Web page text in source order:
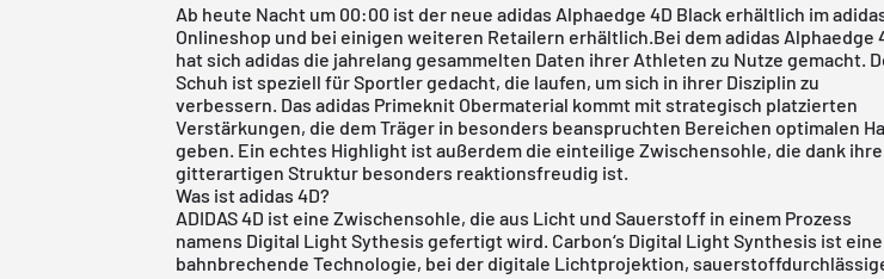
Ab heute Nacht um 00:00 ist der neueadidas Alphaedge 4D Black erhältlich im
Onlineshop und bei einigen weiteren Retailern erhältlich.Bei dem adidas Alphaedge
hat sich adidas die jahrelang gesammelten Daten ihrer Athleten zu Nutze gemacht.
Schuh ist speziell für Sportler gedacht, die laufen, um sich in ihrer Disziplin zu
verbessern. Das adidas Primeknit Obermaterial kommt mit strategisch platzierten
Verstärkungen, die dem Träger in besonders beanspruchten Bereichen optimalen
geben. Ein echtes Highlight ist außerdem die einteilige Zwischensohle, die dank
gitterartigen Struktur besonders reaktionsfreudig ist.
Was ist adidas 4D?
ADIDAS 4D ist eine Zwischensohle, die aus Licht und Sauerstoff in einem Prozess
namens Digital Light Sythesis gefertigt wird. Carbon‘s Digital Light Synthesis ist eine
bahnbrechende Technologie, bei der digitale Lichtprojektion,